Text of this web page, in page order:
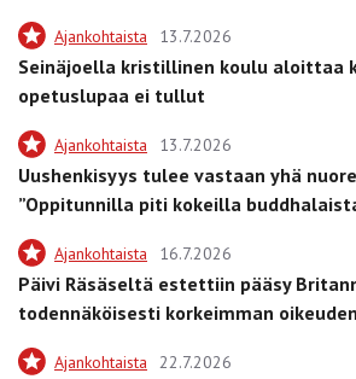
Ajankohtaista 13.7.2026
Seinäjoella kristillinen koulu aloittaa
opetuslupaa ei tullut
Ajankohtaista 13.7.2026
Uushenkisyys tulee vastaan yhä
”Oppitunnilla piti kokeilla
Ajankohtaista 16.7.2026
Päivi Räsäseltä estettiin pääsy
todennäköisesti korkeimman
Ajankohtaista 22.7.2026